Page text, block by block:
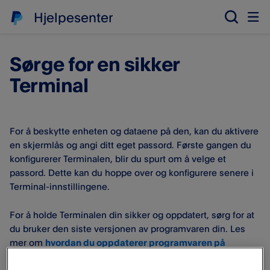
Hjelpesenter
Sørge for en sikker
Terminal
For å beskytte enheten og dataene på den, kan du aktivere
en skjermlås og angi ditt eget passord. Første gangen du
konfigurerer Terminalen, blir du spurt om å velge et
passord. Dette kan du hoppe over og konfigurere senere i
Terminal-innstillingene.
For å holde Terminalen din sikker og oppdatert, sørg for at
du bruker den siste versjonen av programvaren din. Les
mer om hvordan du oppdaterer programvaren på